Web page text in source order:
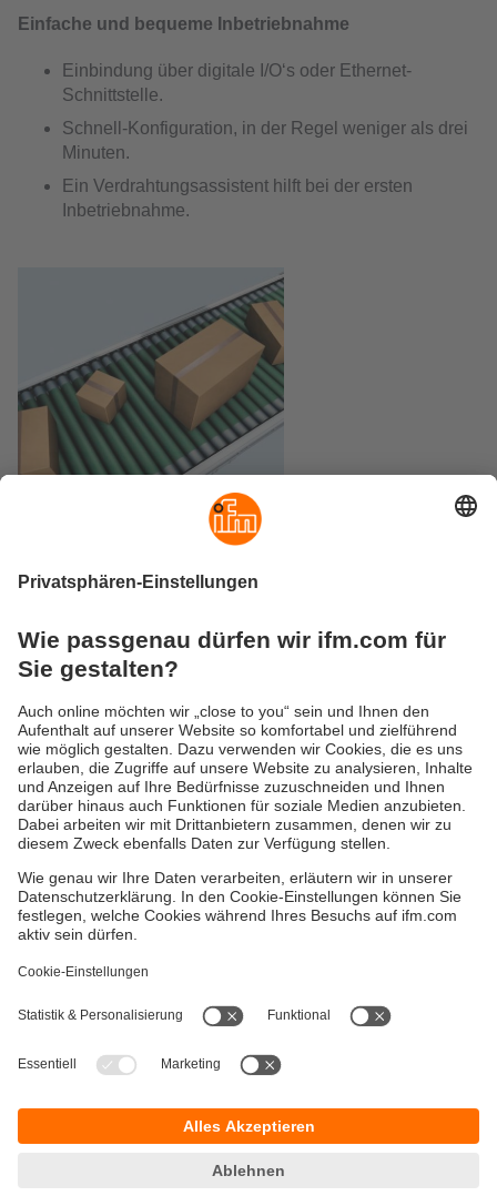
Einfache und bequeme Inbetriebnahme
Einbindung über digitale I/O‘s oder Ethernet-
Schnittstelle.
Schnell-Konfiguration, in der Regel weniger als drei
Minuten.
Ein Verdrahtungsassistent hilft bei der ersten
Inbetriebnahme.
Aktuelles Bulletin
PDF-Download
Versandkosten
Gewährleistung
Warenrücklieferungen
Kontakt
Standorte (EN)
AGB
Barrierefreiheit
Impressum
Datenschutz
Responsible Disclosure
ifm electronic gmbh
Hotline 0800 / 16 16 16 4
2026
Verwandte Themen: